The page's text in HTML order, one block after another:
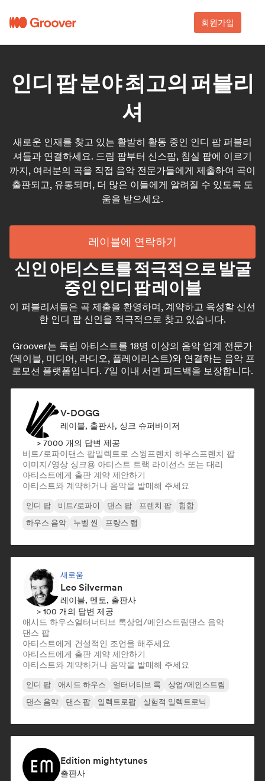
회원가입
인디 팝 분야 최고의 퍼블리
셔
새로운 인재를 찾고 있는 활발히 활동 중인 인디 팝 퍼블리
셔들과 연결하세요. 드림 팝부터 신스팝, 침실 팝에 이르기
까지, 여러분의 곡을 직접 음악 전문가들에게 제출하여 곡이
출판되고, 유통되며, 더 많은 이들에게 알려질 수 있도록 도
움을 받으세요.
레이블에 연락하기
신인 아티스트를 적극적으로 발굴
중인 인디 팝 레이블
이 퍼블리셔들은 곡 제출을 환영하며, 계약하고 육성할 신선
한 인디 팝 신인을 적극적으로 찾고 있습니다.
Groover는 독립 아티스트를 18명 이상의 음악 업계 전문가
(레이블, 미디어, 라디오, 플레이리스트)와 연결하는 음악 프
로모션 플랫폼입니다. 7일 이내 서면 피드백을 보장합니다.
V-DOGG
레이블, 출판사, 싱크 슈퍼바이저
> 7000 개의 답변 제공
비트/로파이댄스 팝일렉트로 스윙 프렌치 하우스프렌치 팝
이미지/영상 싱크용 아티스트 트랙 라이선스 또는 대리
아티스트에게 출판 계약 제안하기
아티스트와 계약하거나 음악을 발매해 주세요
인디 팝 비트/로파이 댄스 팝 프렌치 팝
힙합
하우스 음악
누벨 씬 프랑스 랩
새로움
Leo Silverman
레이블, 멘토, 출판사
> 100 개의 답변 제공
애시드 하우스얼터너티브 록상업/메인스트림댄스 음악
댄스 팝
아티스트에게 건설적인 조언을 해주세요
아티스트에게 출판 계약 제안하기
아티스트와 계약하거나 음악을 발매해 주세요
인디 팝 애시드 하우스 얼터너티브 록
상업/메인스트림
댄스 음악
댄스 팝 일렉트로팝 실험적 일렉트로닉
Edition mightytunes
출판사